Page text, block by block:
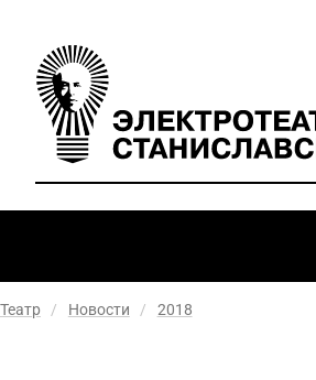
Театр / Новости / 2018